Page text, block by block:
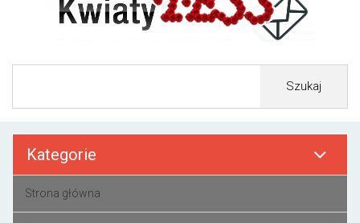
Szukaj
Kategorie
Strona główna